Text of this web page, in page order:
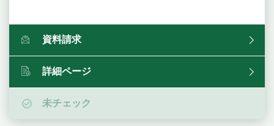
資料請求
詳細ページ
未チェック